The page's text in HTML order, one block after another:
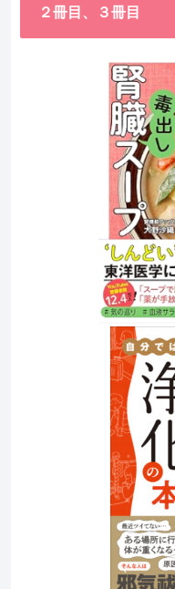
２冊目、３冊目